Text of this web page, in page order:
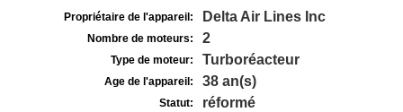
Propriétaire de l'appareil: Delta Air Lines Inc
Nombre de moteurs: 2
Type de moteur: Turboréacteur
Age de l'appareil: 38 an(s)
Statut: réformé